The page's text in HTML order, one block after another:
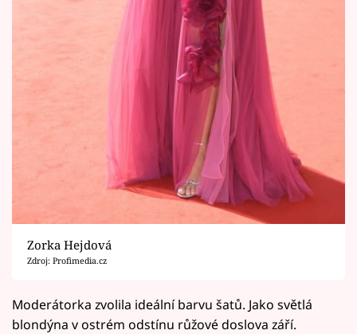
Zorka Hejdová
Zdroj: Profimedia.cz
Moderátorka zvolila ideální barvu šatů. Jako světlá
blondýna v ostrém odstínu růžové doslova září.